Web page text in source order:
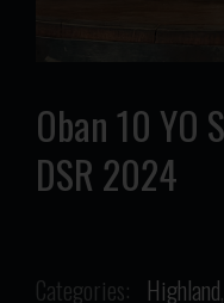
Oban 10 YO
DSR 2024
Categories: Highland,